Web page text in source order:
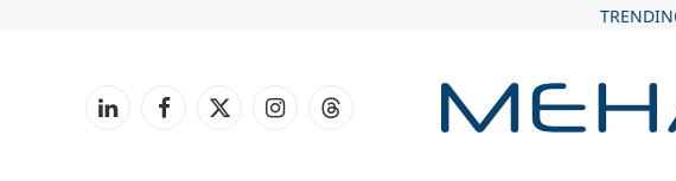
LinkedInFacebook
X
InstagramThreads